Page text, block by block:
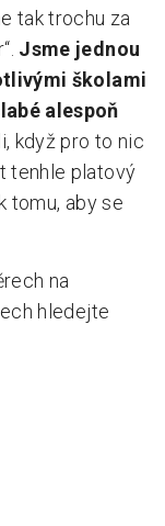
tak trochu za
Jsme jednou
školami
alespoň
když pro to nic
tenhle platový
tomu, aby se
na
hledejte